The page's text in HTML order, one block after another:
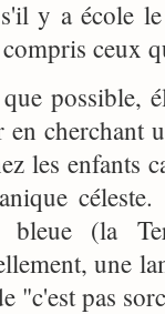
y a école le
ceux
possible,
en cherchant
les enfants
bleue (la
une
"c'est pas